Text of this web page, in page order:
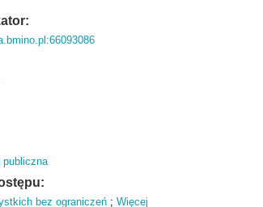
publiczna
bez ograniczeń ;Więcej